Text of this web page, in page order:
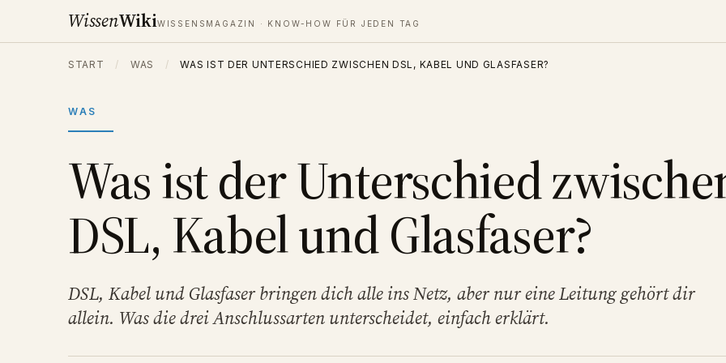
WissenWikiWISSENSMAGAZIN · KNOW-HOW FÜR JEDEN TAG
START / WAS / WAS IST DER UNTERSCHIED ZWISCHEN DSL, KABEL UND GLASFASER?
WAS
Was ist der Unterschied
DSL, Kabel und Glasfaser?
DSL, Kabel und Glasfaser bringen dich alle ins Netz, aber nur eine Leitung gehört dir
allein. Was die drei Anschlussarten unterscheidet, einfach erklärt.